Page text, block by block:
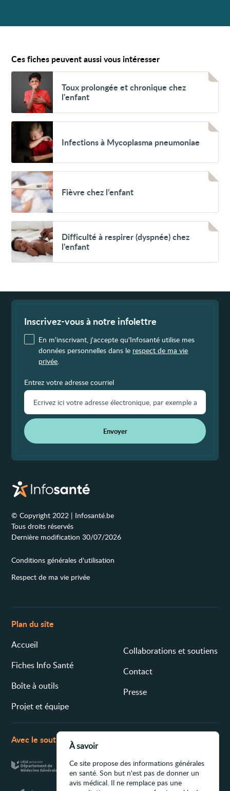
Ces fiches peuvent aussi vous intéresser
Voir
prolongée
chronique
l'enfant
Toux prolongée et chronique chez
l'enfant
Voir
Infections
Mycoplasma
pneumoniae
Infections à Mycoplasma pneumoniae
Voir
Fièvre
chez
l’enfant
Fièvre chez l’enfant
Voir
Difficulté
à
respirer
(dyspnée)
Difficulté à respirer (dyspnée) chez
l’enfant
Inscrivez-vous à notre infolettre
En m'inscrivant, j'accepte qu'Infosanté utilise mes
données personnelles dans le respect de ma vie
privée
Entrez votre adresse courriel
Envoyer
© Copyright 2022 | Infosanté.be
Tous droits réservés
Dernière modification 30/07/2026
Conditions générales d'utilisation
Respect de ma vie privée
Plan du site
Accueil
Fiches Info Santé
Boîte à outils
Projet et équipe
Collaborations et soutiens
Contact
Presse
Avec le soutien de
À savoir
Ce site propose des informations générales
en santé. Son but n'est pas de donner un
avis médical. Il ne remplace pas une